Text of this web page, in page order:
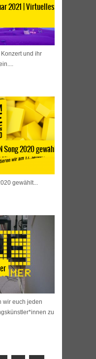
2021 | Virtuelles
und ihr
Song 2020 gewählt
gewählt...
wir euch jeden
zu